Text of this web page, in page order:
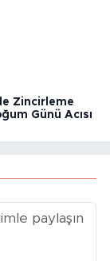
Zincirleme
Günü Acısı